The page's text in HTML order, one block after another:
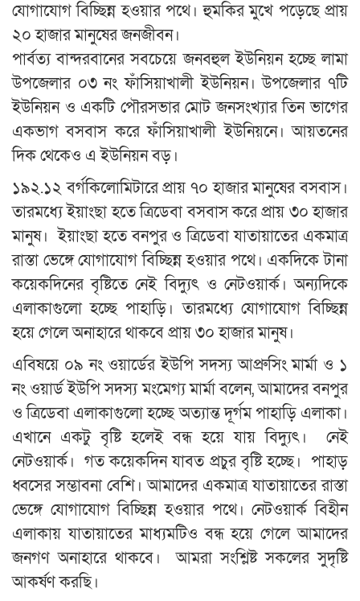
যোগাযোগ বিচ্ছিন্ন হওয়ার পথে। হুমকির মুখে পড়েছে প্রায়
২০ হাজার মানুষের জনজীবন।
পার্বত্য বান্দরবানের সবচেয়ে জনবহুল ইউনিয়ন হচ্ছে লামা
উপজেলার ০৩ নং ফাঁসিয়াখালী ইউনিয়ন। উপজেলার ৭টি
ইউনিয়ন ও একটি পৌরসভার মোট জনসংখ্যার তিন ভাগের
একভাগ বসবাস করে ফাঁসিয়াখালী ইউনিয়নে। আয়তনের
দিক থেকেও এ ইউনিয়ন বড়।
১৯২.১২ বর্গকিলোমিটারে প্রায় ৭০ হাজার মানুষের বসবাস।
তারমধ্যে ইয়াংছা হতে ত্রিডেবা বসবাস করে প্রায় ৩০ হাজার
মানুষ। ইয়াংছা হতে বনপুর ও ত্রিডেবা যাতায়াতের একমাত্র
রাস্তা ভেঙ্গে যোগাযোগ বিচ্ছিন্ন হওয়ার পথে। একদিকে টানা
কয়েকদিনের বৃষ্টিতে নেই বিদ্যুৎ ও নেটওয়ার্ক। অন্যদিকে
এলাকাগুলো হচ্ছে পাহাড়ি। তারমধ্যে যোগাযোগ বিচ্ছিন্ন
হয়ে গেলে অনাহারে থাকবে প্রায় ৩০ হাজার মানুষ।
এবিষয়ে ০৯ নং ওয়ার্ডের ইউপি সদস্য আপ্রুসিং মার্মা ও ১
নং ওয়ার্ড ইউপি সদস্য মংমেগ্য মার্মা বলেন, আমাদের বনপুর
ও ত্রিডেবা এলাকাগুলো হচ্ছে অত্যান্ত দূর্গম পাহাড়ি এলাকা।
এখানে একটু বৃষ্টি হলেই বন্ধ হয়ে যায় বিদ্যুৎ। নেই
নেটওয়ার্ক। গত কয়েকদিন যাবত প্রচুর বৃষ্টি হচ্ছে। পাহাড়
ধ্বসের সম্ভাবনা বেশি। আমাদের একমাত্র যাতায়াতের রাস্তা
ভেঙ্গে যোগাযোগ বিচ্ছিন্ন হওয়ার পথে। নেটওয়ার্ক বিহীন
এলাকায় যাতায়াতের মাধ্যমটিও বন্ধ হয়ে গেলে আমাদের
জনগণ অনাহারে থাকবে। আমরা সংশ্লিষ্ট সকলের সুদৃষ্টি
আকর্ষণ করছি।